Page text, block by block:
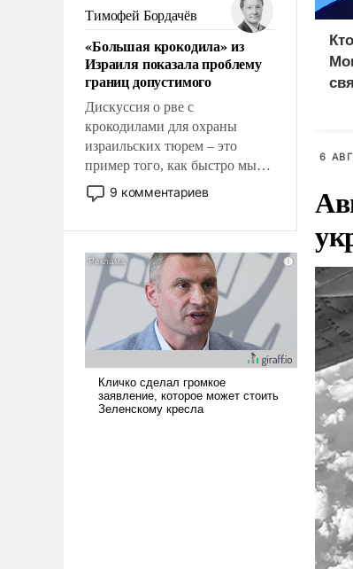
налогоплательщиков и где
Еревану за свои поступки не
нужно отвечать.
Тимофей Бордачёв
«Большая крокодила» из
Израиля показала проблему
границ допустимого
Дискуссия о рве с
крокодилами для охраны
израильских тюрем – это
пример того, как быстро мы
двигаемся по пути
революционных изменений.
псевдонаучной фантастики,
стало всерьез обсуждаемой
идеей.
9 комментариев
6